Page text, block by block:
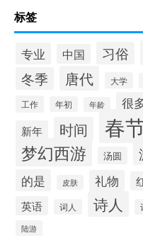
标签
专业 中国 习俗
冬季 唐代 大学
工作 年初 年龄 很
新年 时间 春
梦幻西游 汤圆
的是 皮肤 礼物
英语 词人 诗人
陆游